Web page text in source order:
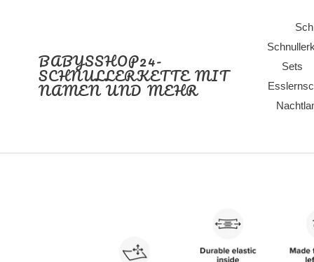
BABYSSHOP24-
SCHNULLERKETTE MIT
NAMEN UND MEHR
Sets